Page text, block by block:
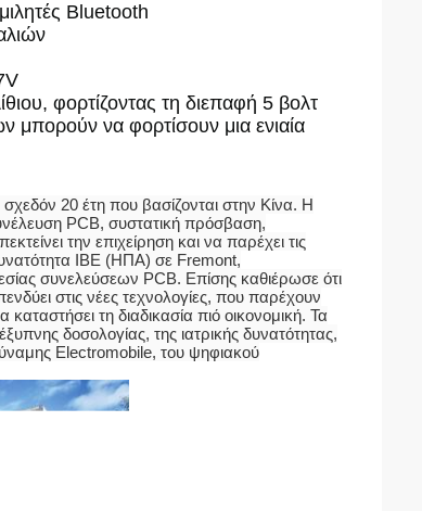
Bluetooth
φορτίζοντας τη διεπαφή 5 βολτ
μπορούν να φορτίσουν μια ενιαία
20 έτη που βασίζονται στην Κίνα. Η
PCB, συστατική πρόσβαση,
την επιχείρηση και να παρέχει τις
IBE (ΗΠΑ) σε Fremont,
συνελεύσεων PCB. Επίσης καθιέρωσε ότι
στις νέες τεχνολογίες, που παρέχουν
τη διαδικασία πιό οικονομική. Τα
δοσολογίας, της ιατρικής δυνατότητας,
Electromobile, του ψηφιακού